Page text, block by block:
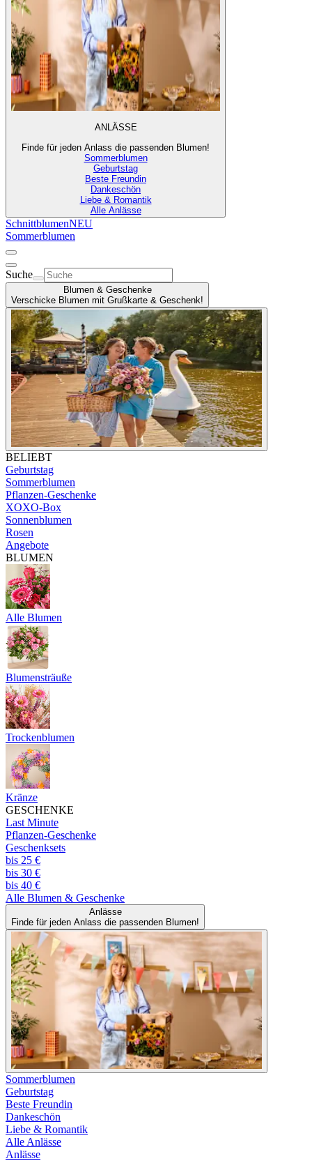
ANLÄSSE
Finde für jeden Anlass die passenden Blumen!
Sommerblumen
Geburtstag
Beste Freundin
Dankeschön
Liebe & Romantik
Alle Anlässe
SchnittblumenNEU
Sommerblumen
Suche
Blumen & Geschenke
Verschicke Blumen mit Grußkarte & Geschenk!
BELIEBT
Geburtstag
Sommerblumen
Pflanzen-Geschenke
XOXO-Box
Sonnenblumen
Rosen
Angebote
BLUMEN
Alle Blumen
Blumensträuße
Trockenblumen
Kränze
GESCHENKE
Last Minute
Pflanzen-Geschenke
Geschenksets
bis 25 €
bis 30 €
bis 40 €
Alle Blumen & Geschenke
Anlässe
Finde für jeden Anlass die passenden Blumen!
Sommerblumen
Geburtstag
Beste Freundin
Dankeschön
Liebe & Romantik
Alle Anlässe
Anlässe